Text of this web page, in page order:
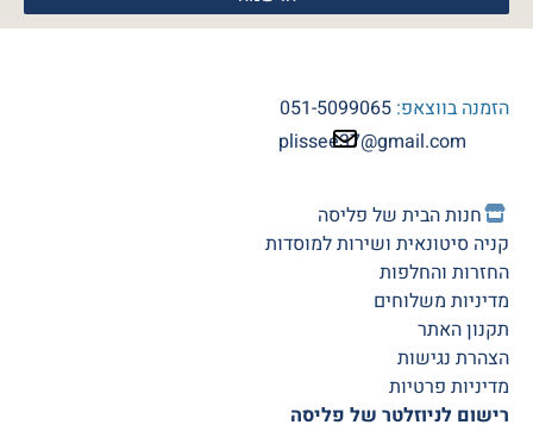
הזמנה בווצאפ: 051-5099065
plissee37@gmail.com
חנות הבית של פליסה
קניה סיטונאית ושירות למוסדות
החזרות והחלפות
מדיניות משלוחים
תקנון האתר
הצהרת נגישות
מדיניות פרטיות
רישום לניוזלטר של פליסה